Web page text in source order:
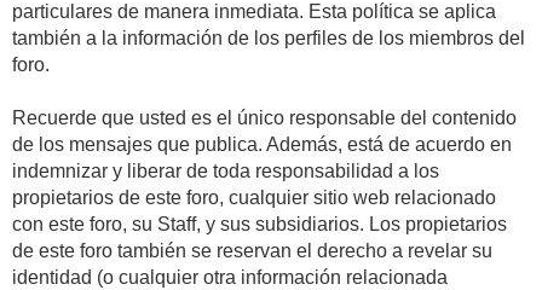
particulares de manera inmediata. Esta política se aplica
también a la información de los perfiles de los miembros del
foro.
Recuerde que usted es el único responsable del contenido
de los mensajes que publica. Además, está de acuerdo en
indemnizar y liberar de toda responsabilidad a los
propietarios de este foro, cualquier sitio web relacionado
con este foro, su Staff, y sus subsidiarios. Los propietarios
de este foro también se reservan el derecho a revelar su
identidad (o cualquier otra información relacionada